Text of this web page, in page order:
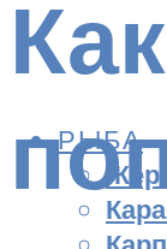
РЫБА